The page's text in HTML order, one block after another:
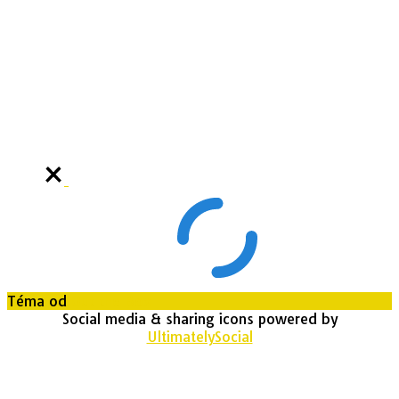
Téma od
Social media & sharing icons powered by
UltimatelySocial